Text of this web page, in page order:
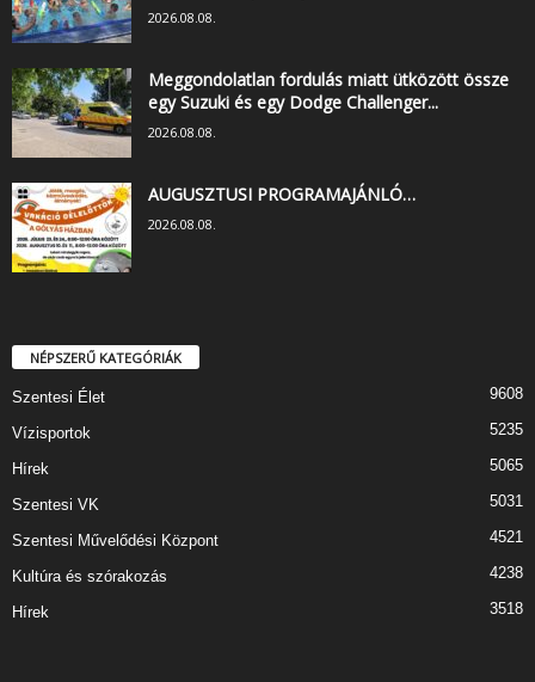
2026.08.08.
Meggondolatlan fordulás miatt ütközött össze
egy Suzuki és egy Dodge Challenger...
2026.08.08.
AUGUSZTUSI PROGRAMAJÁNLÓ…
2026.08.08.
NÉPSZERŰ KATEGÓRIÁK
Szentesi Élet 9608
Vízisportok 5235
Hírek 5065
Szentesi VK 5031
Szentesi Művelődési Központ 4521
Kultúra és szórakozás 4238
Hírek 3518